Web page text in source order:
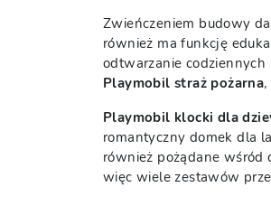
Zwieńczeniem budowy
również ma funkcję
odtwarzanie
Playmobil straż pożarna
Playmobil klocki dla
romantyczny domek dla
również pożądane wśród
więc wiele zestawów